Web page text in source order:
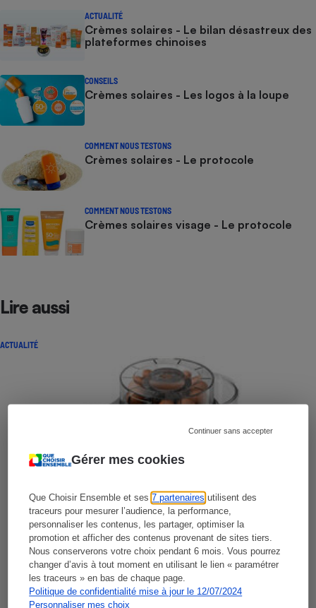
Gérer mes cookies
Que Choisir Ensemble et ses7 partenaires utilisent des
traceurs pour mesurer l’audience, la performance,
personnaliser les contenus, les partager, optimiser la
promotion et afficher des contenus provenant de sites tiers.
Nous conserverons votre choix pendant 6 mois. Vous pourrez
changer d’avis à tout moment en utilisant le lien « paramétrer
les traceurs » en bas de chaque page.
Politique de confidentialité mise à jour le 12/07/2024
Personnaliser mes choix
Continuer sans accepter
ACTUALITÉ
Crèmes solaires - Le bilan désastreux des
plateformes chinoises
CONSEILS
Crèmes solaires - Les logos à la loupe
COMMENT NOUS TESTONS
Crèmes solaires - Le protocole
COMMENT NOUS TESTONS
Crèmes solaires visage - Le protocole
Lire aussi
ACTUALITÉ